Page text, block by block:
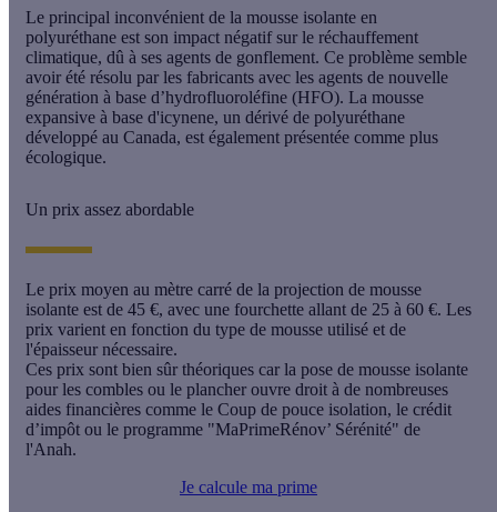
Le principal inconvénient de la mousse isolante en
polyuréthane est son impact négatif sur le réchauffement
climatique, dû à ses agents de gonflement. Ce problème semble
avoir été résolu par les fabricants avec les agents de nouvelle
génération à base d’hydrofluoroléfine (HFO). La mousse
expansive à base d'icynene, un dérivé de polyuréthane
développé au Canada, est également présentée comme plus
écologique.
Un prix assez abordable
Le prix moyen au mètre carré de la projection de mousse
isolante est de 45 €, avec une fourchette allant de 25 à 60 €. Les
prix varient en fonction du type de mousse utilisé et de
l'épaisseur nécessaire.
Ces prix sont bien sûr théoriques car la pose de mousse isolante
pour les combles ou le plancher ouvre droit à de nombreuses
aides financières comme le Coup de pouce isolation, le crédit
d’impôt ou le programme "MaPrimeRénov’ Sérénité" de
l'Anah.
Je calcule ma prime